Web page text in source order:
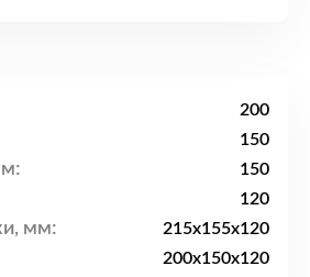
200
150
150
120
мм: 215x155x120
200x150x120